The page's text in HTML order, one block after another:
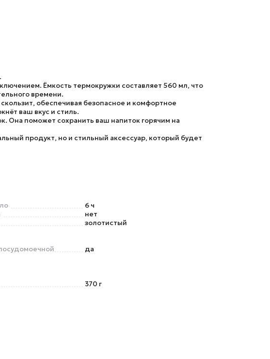
Ёмкость термокружки составляет 560 мл, что
времени.
обеспечивая безопасное и комфортное
ваш вкус и стиль.
Она поможет сохранить ваш напиток горячим на
продукт, но и стильный аксессуар, который будет
6 ч
нет
золотистый
да
370 г